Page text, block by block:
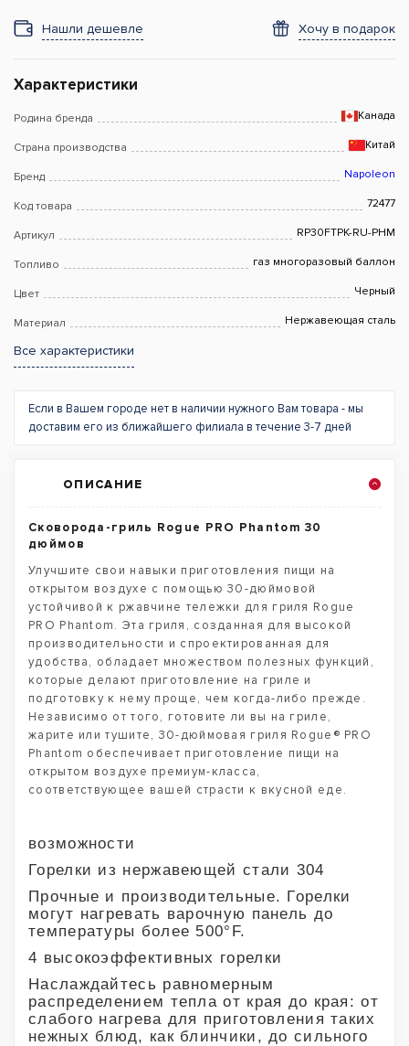
Нашли дешевле Хочу в подарок
Характеристики
Родина бренда Канада
Страна производства Китай
Бренд Napoleon
Код товара 72477
Артикул RP30FTPK-RU-PHM
Топливо газ многоразовый баллон
Цвет Черный
Материал Нержавеющая сталь
Все характеристики
Если в Вашем городе нет в наличии нужного Вам товара - мы
доставим его из ближайшего филиала в течение 3-7 дней
ОПИСАНИЕ
Сковорода-гриль Rogue PRO Phantom 30
дюймов
Улучшите свои навыки приготовления пищи на
открытом воздухе с помощью 30-дюймовой
устойчивой к ржавчине тележки для гриля Rogue
PRO Phantom. Эта гриля, созданная для высокой
производительности и спроектированная для
удобства, обладает множеством полезных функций,
которые делают приготовление на гриле и
подготовку к нему проще, чем когда-либо прежде.
Независимо от того, готовите ли вы на гриле,
жарите или тушите, 30-дюймовая гриля Rogue® PRO
Phantom обеспечивает приготовление пищи на
открытом воздухе премиум-класса,
соответствующее вашей страсти к вкусной еде.
возможности
Горелки из нержавеющей стали 304
Прочные и производительные. Горелки
могут нагревать варочную панель до
температуры более 500°F.
4 высокоэффективных горелки
Наслаждайтесь равномерным
распределением тепла от края до края: от
слабого нагрева для приготовления таких
нежных блюд, как блинчики, до сильного